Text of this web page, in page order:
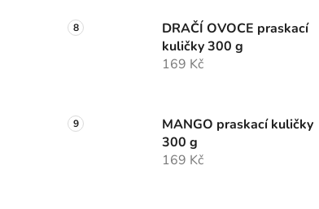
DRAČÍ OVOCE praskací
kuličky 300 g
169 Kč
MANGO praskací kuličky
300 g
169 Kč